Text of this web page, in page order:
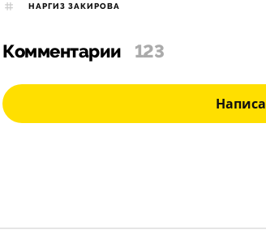
НАРГИЗ ЗАКИРОВА
Комментарии 123